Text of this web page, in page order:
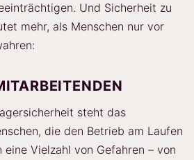
Und Sicherheit zu
mehr, als Menschen nur vor
steht das
die den Betrieb am Laufen
Vielzahl von Gefahren – von